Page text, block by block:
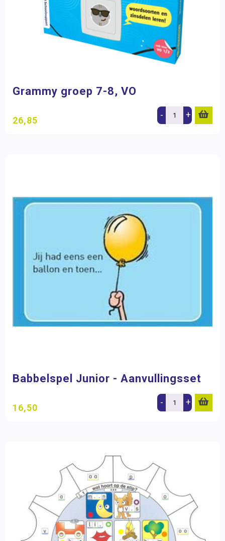
Grammy groep 7-8, VO
26,85 - +
Babbelspel Junior - Aanvullingsset
16,50 - +